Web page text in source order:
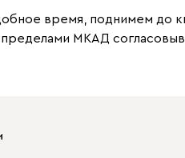
время, поднимем до
МКАД